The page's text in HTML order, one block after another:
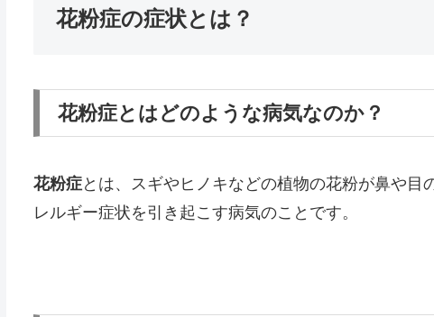
花粉症の症状とは？
花粉症とはどのような病気なのか？
花粉症とは、スギやヒノキなどの植物の花粉が鼻や目
レルギー症状を引き起こす病気のことです。